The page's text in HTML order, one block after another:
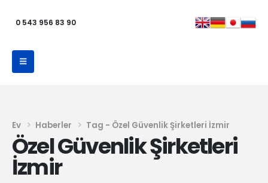
0 543 956 83 90
Ev Haberler Tag - Özel Güvenlik Şirketleri İzmir
Özel Güvenlik Şirketleri
İzmir